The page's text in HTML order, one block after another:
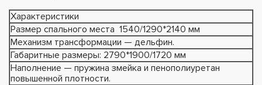
Характеристики
Размер спального места 1540/1290*2140 мм
Механизм трансформации — дельфин.
Габаритные размеры: 2790*1900/1720 мм
Наполнение — пружина змейка и пенополиуретан
повышенной плотности.